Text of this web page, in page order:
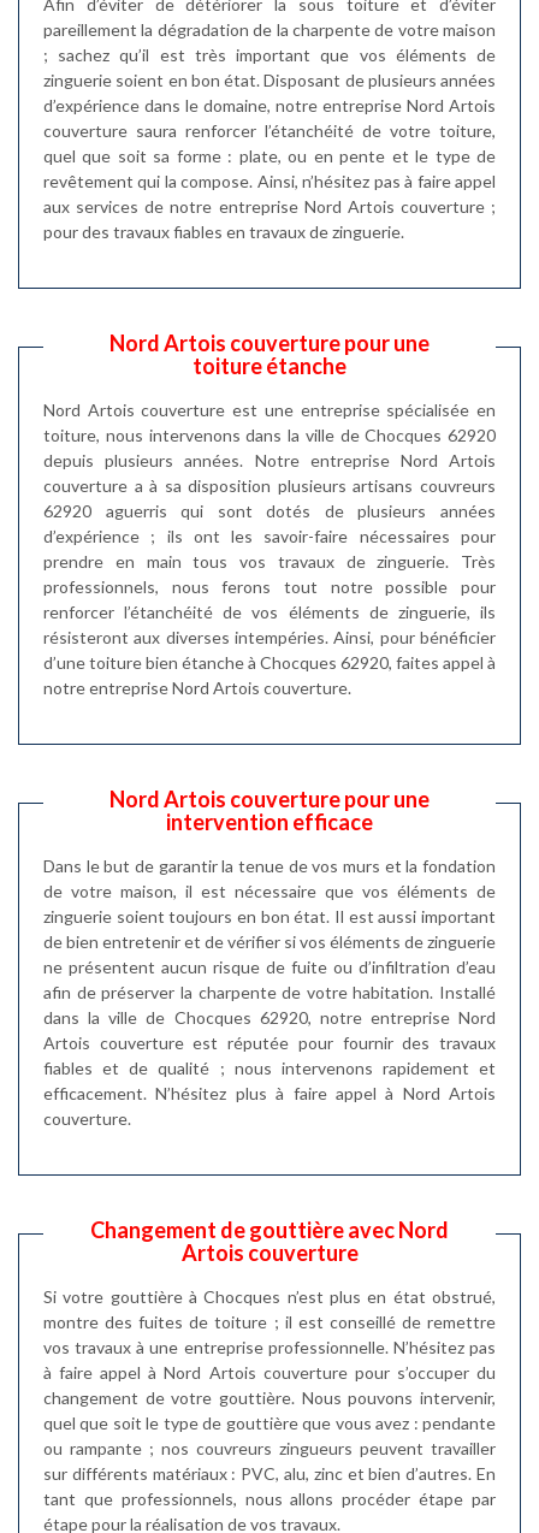
pareillement la dégradation de la charpente de votre maison
; sachez qu’il est très important que vos éléments de
zinguerie soient en bon état. Disposant de plusieurs années
d’expérience dans le domaine, notre entreprise Nord Artois
couverture saura renforcer l’étanchéité de votre toiture,
quel que soit sa forme : plate, ou en pente et le type de
revêtement qui la compose. Ainsi, n’hésitez pas à faire appel
aux services de notre entreprise Nord Artois couverture ;
pour des travaux fiables en travaux de zinguerie.
Nord Artois couverture pour une
toiture étanche
Nord Artois couverture est une entreprise spécialisée en
toiture, nous intervenons dans la ville de Chocques 62920
depuis plusieurs années. Notre entreprise Nord Artois
couverture a à sa disposition plusieurs artisans couvreurs
62920 aguerris qui sont dotés de plusieurs années
d’expérience ; ils ont les savoir-faire nécessaires pour
prendre en main tous vos travaux de zinguerie. Très
professionnels, nous ferons tout notre possible pour
renforcer l’étanchéité de vos éléments de zinguerie, ils
résisteront aux diverses intempéries. Ainsi, pour bénéficier
d’une toiture bien étanche à Chocques 62920, faites appel à
notre entreprise Nord Artois couverture.
Nord Artois couverture pour une
intervention efficace
Dans le but de garantir la tenue de vos murs et la fondation
de votre maison, il est nécessaire que vos éléments de
zinguerie soient toujours en bon état. Il est aussi important
de bien entretenir et de vérifier si vos éléments de zinguerie
ne présentent aucun risque de fuite ou d’infiltration d’eau
afin de préserver la charpente de votre habitation. Installé
dans la ville de Chocques 62920, notre entreprise Nord
Artois couverture est réputée pour fournir des travaux
fiables et de qualité ; nous intervenons rapidement et
efficacement. N’hésitez plus à faire appel à Nord Artois
couverture.
Changement de gouttière avec Nord
Artois couverture
Si votre gouttière à Chocques n’est plus en état obstrué,
montre des fuites de toiture ; il est conseillé de remettre
vos travaux à une entreprise professionnelle. N’hésitez pas
à faire appel à Nord Artois couverture pour s’occuper du
changement de votre gouttière. Nous pouvons intervenir,
quel que soit le type de gouttière que vous avez : pendante
ou rampante ; nos couvreurs zingueurs peuvent travailler
sur différents matériaux : PVC, alu, zinc et bien d’autres. En
tant que professionnels, nous allons procéder étape par
étape pour la réalisation de vos travaux.